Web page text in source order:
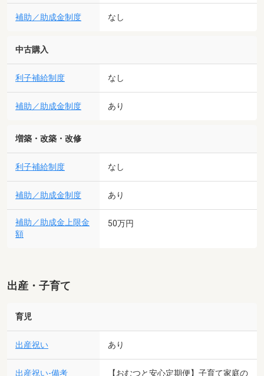
補助／助成金制度 なし
中古購入
利子補給制度 なし
補助／助成金制度 あり
増築・改築・改修
利子補給制度 なし
補助／助成金制度 あり
補助／助成金上限金
額
50万円
出産・子育て
育児
出産祝い あり
出産祝い-備考 【おむつと安心定期便】子育て家庭の